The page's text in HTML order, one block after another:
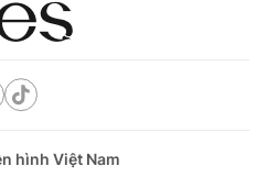
hình Việt Nam